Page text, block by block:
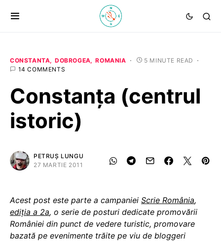
CONSTANTA DOBROGEA ROMANIA
5 MINUTE READ
14 COMMENTS
Constanța (centrul
istoric)
PETRUȘ LUNGU
27 MARTIE 2011
Acest post este parte a campaniei Scrie România,
ediția a 2a, o serie de posturi dedicate promovării
României din punct de vedere turistic, promovare
bazată pe evenimente trăite pe viu de bloggeri